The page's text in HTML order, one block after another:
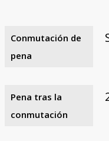
Conmutación de
pena
Pena tras la
conmutación